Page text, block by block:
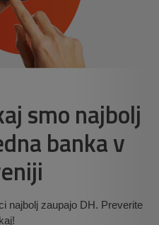
smo najbolj
banka v
najbolj zaupajo DH. Preverite